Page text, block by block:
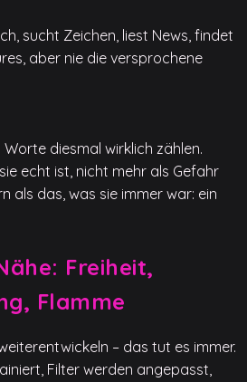
sucht Zeichen, liest News, findet
aber nie die versprochene
diesmal wirklich zählen.
echt ist, nicht mehr als Gefahr
als das, was sie immer war: ein
Freiheit,
Flamme
– das tut es immer.
Filter werden angepasst,